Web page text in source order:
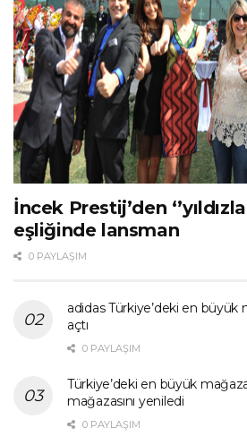
İncek Prestij’den
eşliğinde lansman
0 PAYLAŞIM
adidas Türkiye’deki en büyük
açtı
0 PAYLAŞIM
Türkiye’deki en büyük
mağazasını yeniledi
0 PAYLAŞIM